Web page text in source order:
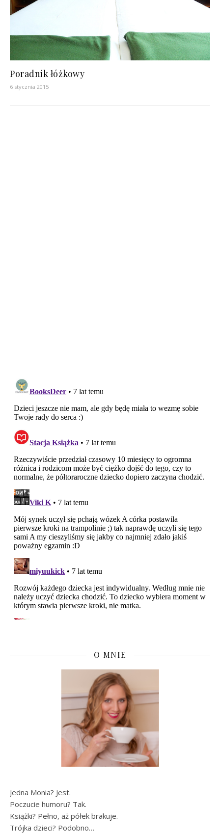
Poradnik łóżkowy
6 stycznia 2015
O MNIE
Jedna Monia? Jest.
Poczucie humoru? Tak.
Książki? Pełno, aż półek brakuje.
Trójka dzieci? Podobno…